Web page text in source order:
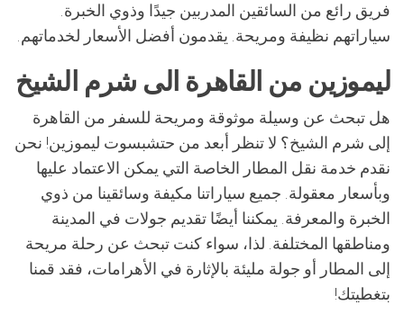
فريق رائع من السائقين المدربين جيدًا وذوي الخبرة.
سياراتهم نظيفة ومريحة. يقدمون أفضل الأسعار لخدماتهم.
ليموزين من القاهرة الى شرم الشيخ
هل تبحث عن وسيلة موثوقة ومريحة للسفر من القاهرة
إلى شرم الشيخ؟ لا تنظر أبعد من حتشبسوت ليموزين! نحن
نقدم خدمة نقل المطار الخاصة التي يمكن الاعتماد عليها
وبأسعار معقولة. جميع سياراتنا مكيفة وسائقينا من ذوي
الخبرة والمعرفة. يمكننا أيضًا تقديم جولات في المدينة
ومناطقها المختلفة. لذا، سواء كنت تبحث عن رحلة مريحة
إلى المطار أو جولة مليئة بالإثارة في الأهرامات، فقد قمنا
بتغطيتك!